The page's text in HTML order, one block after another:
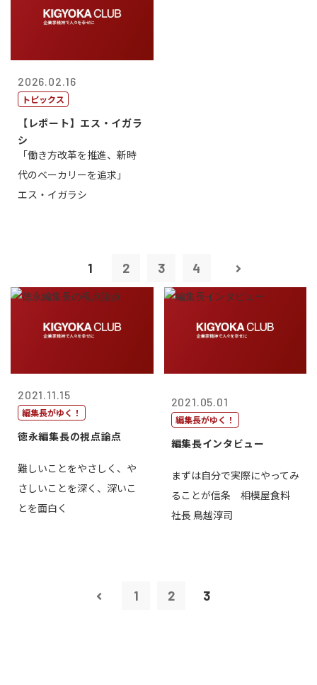
2026.02.16
トピックス
【レポート】エス・イガラ
シ
「働き方改革を推進、新時
代のベーカリーを追求」
エス・イガラシ
1 2 3 4
2021.11.15
編集長がゆく！
徳永編集長の視点論点
難しいことをやさしく、や
さしいことを深く、深いこ
とを面白く
2021.05.01
編集長がゆく！
編集長インタビュー
まずは自分で実際にやってみ
ることが信条 相模屋食料
社長 鳥越淳司
1 2 3